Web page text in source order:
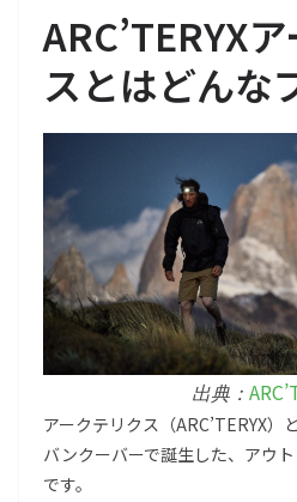
ARC’TERYX
スとはどんな
出典：
アークテリクス（ARC’TERYX）
バンクーバーで誕生した、アウ
です。